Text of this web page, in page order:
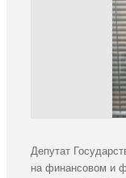
Депутат
на финансовом и